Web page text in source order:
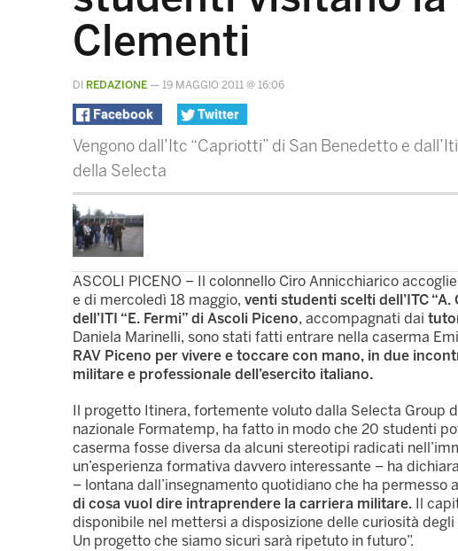
Clementi
DI REDAZIONE — 19 MAGGIO 2011 @ 16:06
Facebook Twitter
Vengono dall’Itc “Capriotti” di San Benedetto e
della Selecta
ASCOLI PICENO – Il colonnello Ciro Annicchiarico
e di mercoledì 18 maggio, venti studenti scelti dell’ITC
dell’ITI “E. Fermi” di Ascoli Piceno, accompagnati dai
Daniela Marinelli, sono stati fatti entrare nella caserma
RAV Piceno per vivere e toccare con mano, in due
militare e professionale dell’esercito italiano.
Il progetto Itinera, fortemente voluto dalla Selecta Group
nazionale Formatemp, ha fatto in modo che 20 studenti
caserma fosse diversa da alcuni stereotipi radicati
un’esperienza formativa davvero interessante – ha
– lontana dall’insegnamento quotidiano che ha permesso
di cosa vuol dire intraprendere la carriera militare. Il
disponibile nel mettersi a disposizione delle curiosità
Un progetto che siamo sicuri sarà ripetuto in futuro”.